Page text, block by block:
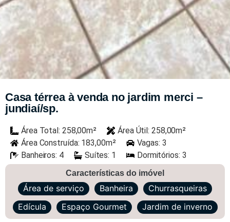
Casa térrea à venda no jardim merci –
jundiaí/sp.
Área Total: 258,00m²
Área Útil: 258,00m²
Área Construída: 183,00m²
Vagas: 3
Banheiros: 4
Suítes: 1 Dormitórios: 3
Características do imóvel
Área de serviço Banheira
Churrasqueiras
Edícula
Espaço Gourmet Jardim de inverno